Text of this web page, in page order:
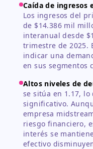
Caída de ingresos
Los ingresos del
de $14.386 mil
interanual desde
trimestre de 2025.
indicar una
en sus segmentos
Altos niveles de
se sitúa en 1.17,
significativo.
empresa
riesgo financiero,
interés se
efectivo